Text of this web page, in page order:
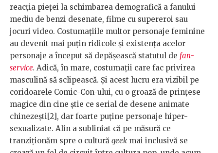
reacția pieței la schimbarea demografică a fanului
mediu de benzi desenate, filme cu supereroi sau
jocuri video. Costumațiile multor personaje feminine
au devenit mai puțin ridicole și existența acelor
personaje a început să depășească statutul de fan-
service. Adică, în mare, costumații care fac privirea
masculină să sclipească. Și acest lucru era vizibil pe
coridoarele Comic-Con-ului, cu o groază de prințese
magice din cine știe ce serial de desene animate
chinezești[2], dar foarte puține personaje hiper-
sexualizate. Alin a subliniat că pe măsură ce
tranziționăm spre o cultură geek mai inclusivă se